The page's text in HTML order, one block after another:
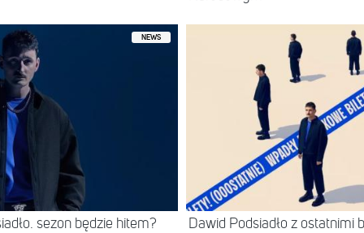
NEWS
sezon będzie hitem?
Dawid Podsiadło z ostatnimi